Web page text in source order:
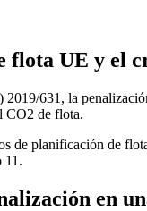
flota UE y el
631, la
CO2 de flota.
de planificación de
11.
en